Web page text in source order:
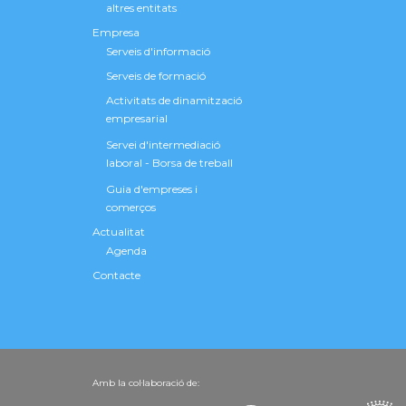
altres entitats
Empresa
Serveis d'informació
Serveis de formació
Activitats de dinamització
empresarial
Servei d'intermediació
laboral - Borsa de treball
Guia d'empreses i
comerços
Actualitat
Agenda
Contacte
Amb la col·laboració de: